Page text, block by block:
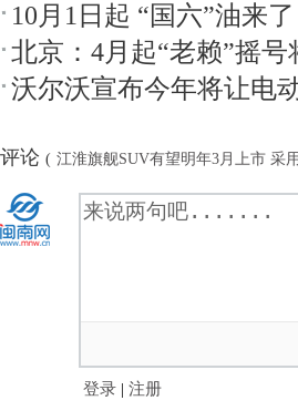
10月1日起 “国六”油来
北京：4月起“老赖”摇号
沃尔沃宣布今年将让电
评论 ( 江淮旗舰SUV有望明年3月上市 采
登录 | 注册